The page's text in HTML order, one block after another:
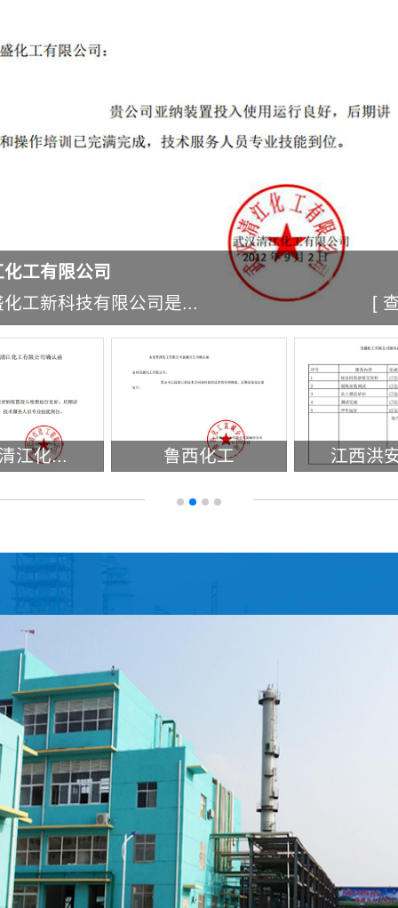
工有限公司
工新科技有限公司是...
[
江化... 鲁西化工 江西洪